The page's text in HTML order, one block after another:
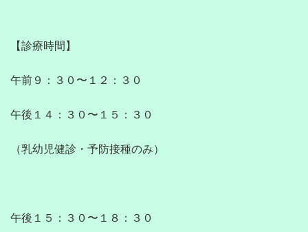
【診療時間】
午前９：３０〜１２：３０
午後１４：３０〜１５：３０
（乳幼児健診・予防接種のみ）
午後１５：３０〜１８：３０